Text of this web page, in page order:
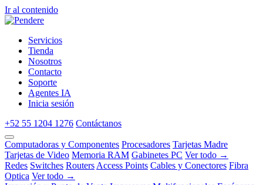
Ir al contenido
Servicios
Tienda
Nosotros
Contacto
Soporte
Agentes IA
Inicia sesión
+52 55 1204 1276 Contáctanos
Computadoras y Componentes Procesadores Tarjetas Madre
Tarjetas de Video Memoria RAM Gabinetes PC Ver todo →
Redes Switches Routers Access Points Cables y Conectores Fibra
Optica Ver todo →